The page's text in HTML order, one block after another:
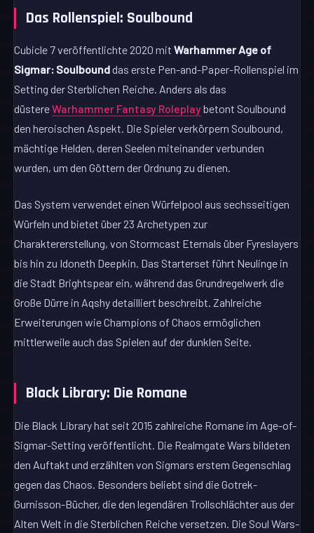
Das Rollenspiel: Soulbound
Cubicle 7 veröffentlichte 2020 mitWarhammer Age of
Sigmar: Soulbounddas erste Pen-and-Paper-Rollenspiel im
Setting der Sterblichen Reiche. Anders als das
düstereWarhammer Fantasy Roleplaybetont Soulbound
den heroischen Aspekt. Die Spieler verkörpern Soulbound,
mächtige Helden, deren Seelen miteinander verbunden
wurden, um den Göttern der Ordnung zu dienen.
Das System verwendet einen Würfelpool aus sechsseitigen
Würfeln und bietet über 23 Archetypen zur
Charaktererstellung, von Stormcast Eternals über Fyreslayers
bis hin zu Idoneth Deepkin. Das Starterset führt Neulinge in
die Stadt Brightspear ein, während das Grundregelwerk die
Große Dürre in Aqshy detailliert beschreibt. Zahlreiche
Erweiterungen wie Champions of Chaos ermöglichen
mittlerweile auch das Spielen auf der dunklen Seite.
Black Library: Die Romane
Die Black Library hat seit 2015 zahlreiche Romane im Age-of-
Sigmar-Setting veröffentlicht. Die Realmgate Wars bildeten
den Auftakt und erzählten von Sigmars erstem Gegenschlag
gegen das Chaos. Besonders beliebt sind die Gotrek-
Gurnisson-Bücher, die den legendären Trollschlächter aus der
Alten Welt in die Sterblichen Reiche versetzen. Die Soul Wars-